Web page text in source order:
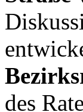
des